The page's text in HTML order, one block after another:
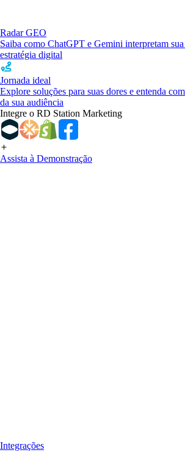
Radar GEO
Saiba como ChatGPT e Gemini interpretam
estratégia digital
Jornada ideal
Explore soluções para suas dores e entenda
da sua audiência
Integre o RD Station Marketing
Assista à Demonstração
Integrações